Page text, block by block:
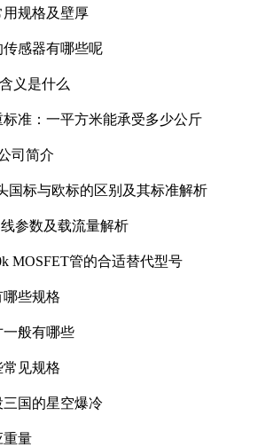
规格及壁厚
感器有哪些呢
义是什么
准：一平方米能承受多少公斤
司简介
国标与欧标的区别及其标准解析
线参数及载流量解析
MOSFET管的合适替代型号
些规格
般有哪些
见规格
国的星空爆冷
重量